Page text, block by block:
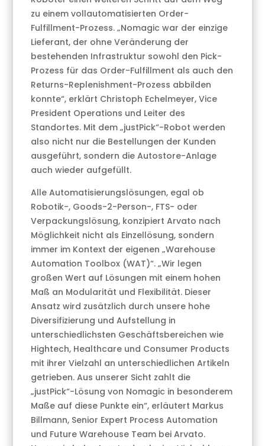
zu einem vollautomatisierten Order-
Fulfillment-Prozess. „Nomagic war der einzige
Lieferant, der ohne Veränderung der
bestehenden Infrastruktur sowohl den Pick-
Prozess für das Order-Fulfillment als auch den
Returns-Replenishment-Prozess abbilden
konnte“, erklärt Christoph Echelmeyer, Vice
President Operations und Leiter des
Standortes. Mit dem „justPick“-Robot werden
also nicht nur die Bestellungen der Kunden
ausgeführt, sondern die Autostore-Anlage
auch wieder aufgefüllt.
Alle Automatisierungslösungen, egal ob
Robotik-, Goods-2-Person-, FTS- oder
Verpackungslösung, konzipiert Arvato nach
Möglichkeit nicht als Einzellösung, sondern
immer im Kontext der eigenen „Warehouse
Automation Toolbox (WAT)“. „Wir legen
großen Wert auf Lösungen mit einem hohen
Maß an Modularität und Flexibilität. Dieser
Ansatz wird zusätzlich durch unsere hohe
Diversifizierung und Aufstellung in
unterschiedlichsten Geschäftsbereichen wie
Hightech, Healthcare und Consumer Products
mit ihrer Vielzahl an unterschiedlichen Artikeln
getrieben. Aus unserer Sicht zahlt die
„justPick“-Lösung von Nomagic in besonderem
Maße auf diese Punkte ein“, erläutert Markus
Billmann, Senior Expert Process Automation
und Future Warehouse Team bei Arvato.